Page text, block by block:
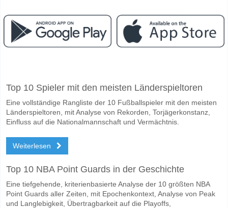
Das Spiel zwischen CIN Reds v SD Padres 09 June 2026 02:40 UK
Wer ist das Lieblingsteam, zwischen dem zu
SD Padres für den Gewinner den Spiel, mit einer Wahrscheinlichkeit
Top 10 Spieler mit den meisten Länderspieltoren
Eine vollständige Rangliste der 10 Fußballspieler mit den meisten
Länderspieltoren, mit Analyse von Rekorden, Torjägerkonstanz,
Einfluss auf die Nationalmannschaft und Vermächtnis.
Weiterlesen
Top 10 NBA Point Guards in der Geschichte
Eine tiefgehende, kriterienbasierte Analyse der 10 größten NBA
Point Guards aller Zeiten, mit Epochenkontext, Analyse von Peak
und Langlebigkeit, Übertragbarkeit auf die Playoffs,